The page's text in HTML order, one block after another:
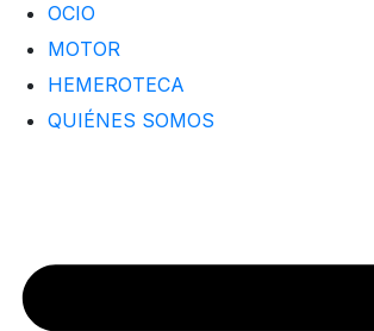
OCIO
MOTOR
HEMEROTECA
QUIÉNES SOMOS